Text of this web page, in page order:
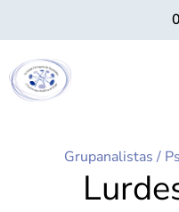
Grupanalistas /